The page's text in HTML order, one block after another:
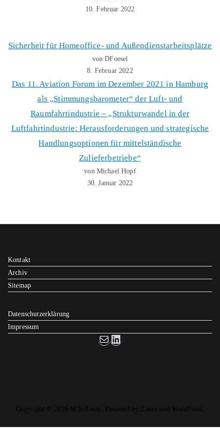
10. Februar 2022
Sicherheit für Homeoffice- und Außendienstarbeitsplätze
von DFoesel
8. Februar 2022
Das 11. Aviation Forum im Dezember 2021 in Hamburg
als „Stimmungsbarometer“ der Luft- und
Raumfahrtindustrie – „Strukturwandel in der
Luftfahrtindustrie: Herausforderungen und strategische
Handlungsoptionen für mittelständische
Zulieferbetriebe“
von Michael Hopf
30. Januar 2022
Kontakt
Archiv
Sitemap
Datenschutzerklärung
Impressum
E-MailLinkedIn
Copyright © 2026 SCS-Team. Powered by Zakra und WordPress